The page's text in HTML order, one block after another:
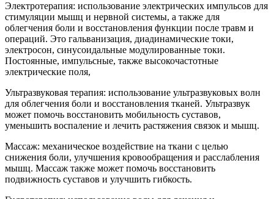
Электротерапия: использование электрических импульсов для
стимуляции мышц и нервной системы, а также для
облегчения боли и восстановления функции после травм и
операций. Это гальванизация, диадинамические токи,
электросон, синусоидальные модулированные токи.
Постоянные, импульсные, также высокочастотные
электрические поля,
Ультразвуковая терапия: использование ультразвуковых волн
для облегчения боли и восстановления тканей. Ультразвук
может помочь восстановить мобильность суставов,
уменьшить воспаление и лечить растяжения связок и мышц.
Массаж: механическое воздействие на ткани с целью
снижения боли, улучшения кровообращения и расслабления
мышц. Массаж также может помочь восстановить
подвижность суставов и улучшить гибкость.